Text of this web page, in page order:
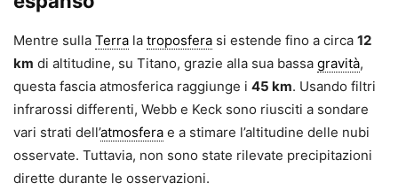
Mentre sulla Terra la troposfera si estende fino a circa 12
km di altitudine, su Titano, grazie alla sua bassa gravità,
questa fascia atmosferica raggiunge i 45 km. Usando filtri
infrarossi differenti, Webb e Keck sono riusciti a sondare
vari strati dell’atmosfera e a stimare l’altitudine delle nubi
osservate. Tuttavia, non sono state rilevate precipitazioni
dirette durante le osservazioni.